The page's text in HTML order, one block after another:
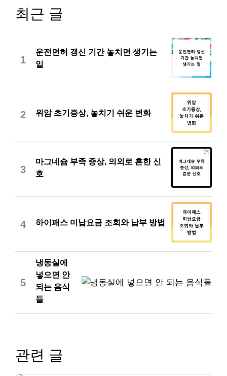
최근 글
1
운전면허 갱신 기간 놓치면 생기는
일
2 위암 초기증상, 놓치기 쉬운 변화
3
마그네슘 부족 증상, 의외로 흔한 신
호
4 하이패스 미납요금 조회와 납부 방법
5
냉동실에
넣으면 안
되는 음식
들
관련 글